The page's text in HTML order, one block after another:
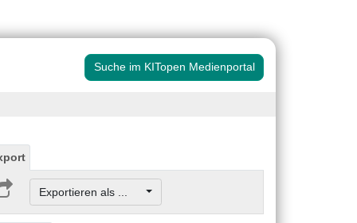
Suche im KITopen Medienportal
Exportieren als ...